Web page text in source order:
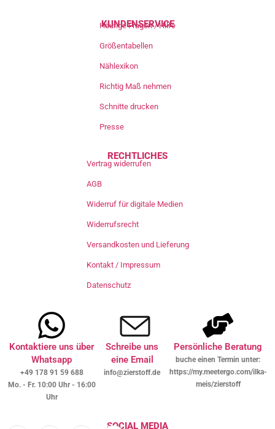
KUNDENSERVICE
Häufige Fragen / Hilfe
Größentabellen
Nählexikon
Richtig Maß nehmen
Schnitte drucken
Presse
RECHTLICHES
Vertrag widerrufen
AGB
Widerruf für digitale Medien
Widerrufsrecht
Versandkosten und Lieferung
Kontakt / Impressum
Datenschutz
Kontaktiere uns über
Whatsapp
+49 178 91 59 688
Mo. - Fr. 10:00 Uhr - 16:00
Uhr
Schreibe uns
eine Email
info@zierstoff.de
Persönliche Beratung
buche einen Termin unter:
https://my.meetergo.com/ilka-
meis/zierstoff
SOCIAL MEDIA